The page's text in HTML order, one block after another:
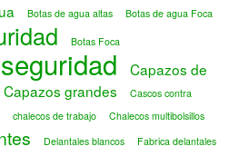
Botas de agua altas Botas de agua Foca
Botas Foca
Capazos de
Capazos grandes
Cascos contra
chalecos de trabajo Chalecos multibolsillos
Delantales blancos
Fabrica delantales